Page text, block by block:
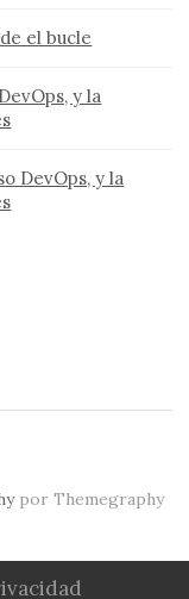
el bucle
y la
DevOps, y la
por Themegraphy